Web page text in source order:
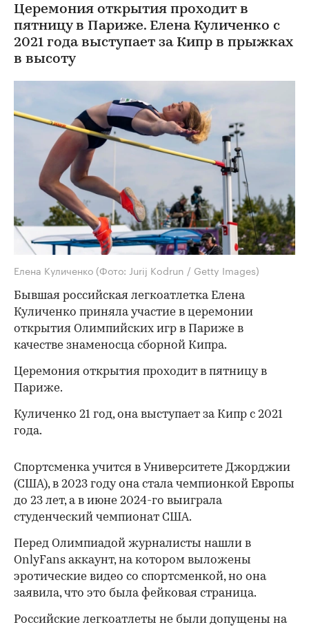
Церемония открытия проходит в
пятницу в Париже. Елена Куличенко с
2021 года выступает за Кипр в прыжках
в высоту
Елена Куличенко (Фото: Jurij Kodrun / Getty Images)
Бывшая российская легкоатлетка Елена
Куличенко приняла участие в церемонии
открытия Олимпийских игр в Париже в
качестве знаменосца сборной Кипра.
Церемония открытия проходит в пятницу в
Париже.
Куличенко 21 год, она выступает за Кипр с 2021
года.
00:00 / 00:00
Спортсменка учится в Университете Джорджии
(США), в 2023 году она стала чемпионкой Европы
до 23 лет, а в июне 2024-го выиграла
студенческий чемпионат США.
Перед Олимпиадой журналисты нашли в
OnlyFans аккаунт, на котором выложены
эротические видео со спортсменкой, но она
заявила, что это была фейковая страница.
Российские легкоатлеты не были допущены на